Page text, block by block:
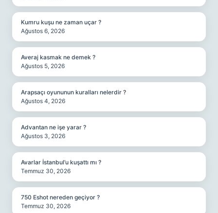
Kumru kuşu ne zaman uçar ?
Ağustos 6, 2026
Averaj kasmak ne demek ?
Ağustos 5, 2026
Arapsaçı oyununun kuralları nelerdir ?
Ağustos 4, 2026
Advantan ne işe yarar ?
Ağustos 3, 2026
Avarlar İstanbul’u kuşattı mı ?
Temmuz 30, 2026
750 Eshot nereden geçiyor ?
Temmuz 30, 2026